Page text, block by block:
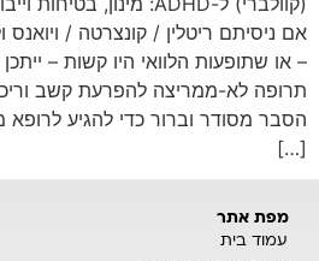
אם ניסיתם ריטלין / קונצרטה /
הסבר מסודר וברור כדי להגיע לרופא
[…]
מפת אתר
עמוד בית